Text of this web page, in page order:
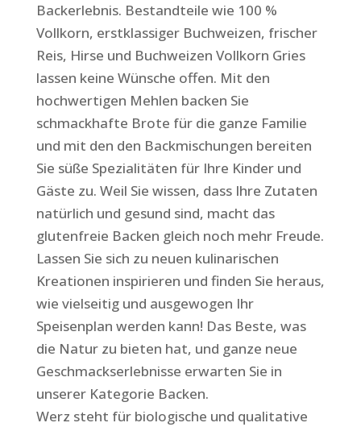
Backerlebnis. Bestandteile wie 100 %
Vollkorn, erstklassiger Buchweizen, frischer
Reis, Hirse und Buchweizen Vollkorn Gries
lassen keine Wünsche offen. Mit den
hochwertigen Mehlen backen Sie
schmackhafte Brote für die ganze Familie
und mit den den Backmischungen bereiten
Sie süße Spezialitäten für Ihre Kinder und
Gäste zu. Weil Sie wissen, dass Ihre Zutaten
natürlich und gesund sind, macht das
glutenfreie Backen gleich noch mehr Freude.
Lassen Sie sich zu neuen kulinarischen
Kreationen inspirieren und finden Sie heraus,
wie vielseitig und ausgewogen Ihr
Speisenplan werden kann! Das Beste, was
die Natur zu bieten hat, und ganze neue
Geschmackserlebnisse erwarten Sie in
unserer Kategorie Backen.
Werz steht für biologische und qualitative